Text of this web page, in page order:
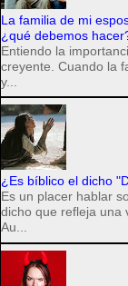
La familia de mi
¿qué debemos
Entiendo la
creyente. Cuando la
y...
¿Es bíblico el dicho
Es un placer hablar
dicho que refleja una
Au...